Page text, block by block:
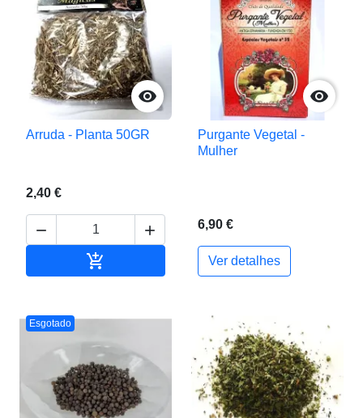

Arruda - Planta 50GR
2,40 €
 
 Adicionar ao carrinho

Purgante Vegetal -
Mulher
6,90 €
Ver detalhes
Esgotado